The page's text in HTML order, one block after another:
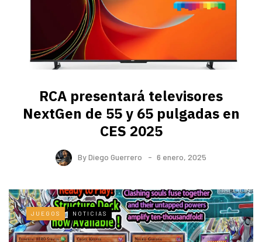
RCA presentará televisores
NextGen de 55 y 65 pulgadas en
CES 2025
ByDiego Guerrero 6 enero, 2025
JUEGOS NOTICIAS